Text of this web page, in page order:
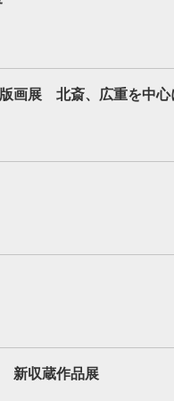
画展 北斎、広重を中⼼
新収蔵作品展